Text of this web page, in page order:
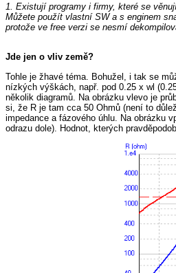
1. Existují programy i firmy, které se
Můžete použít vlastní SW a s enginem
protože ve free verzi se nesmí
Jde jen o vliv země?
Tohle je žhavé téma. Bohužel, i tak se
nízkých výškách, např. pod 0.25 x wl
několik diagramů. Na obrázku vlevo je
si, že R je tam cca 50 Ohmů (není to
impedance a fázového úhlu. Na obrázku
odrazu dole). Hodnot, kterých